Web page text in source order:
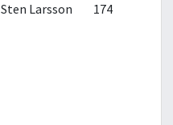
Sten Larsson
174